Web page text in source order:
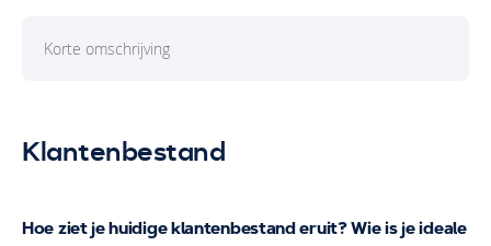
Klantenbestand
Hoe ziet je huidige klantenbestand eruit? Wie is je ideale